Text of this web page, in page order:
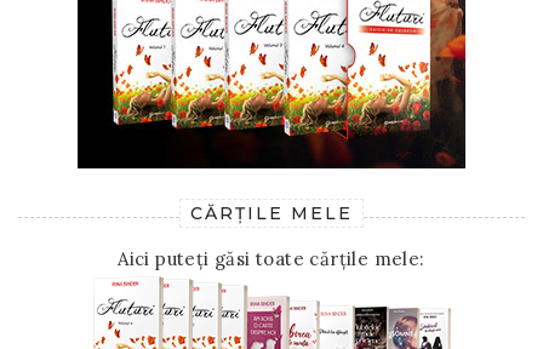
CĂRȚILE MELE
Aici puteți găsi toate cărțile mele: